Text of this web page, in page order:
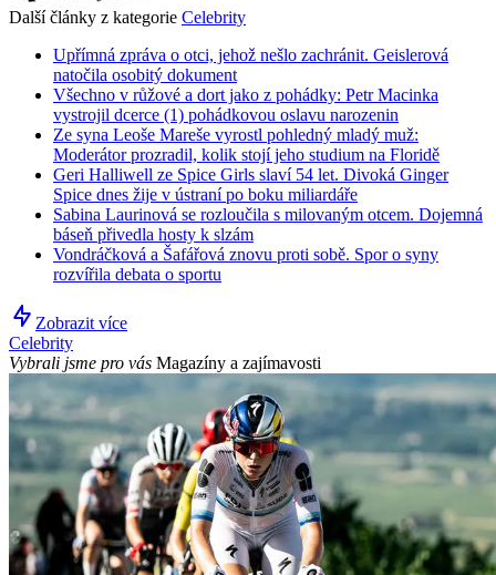
Další články z kategorie Celebrity
Upřímná zpráva o otci, jehož nešlo zachránit. Geislerová
natočila osobitý dokument
Všechno v růžové a dort jako z pohádky: Petr Macinka
vystrojil dcerce (1) pohádkovou oslavu narozenin
Ze syna Leoše Mareše vyrostl pohledný mladý muž:
Moderátor prozradil, kolik stojí jeho studium na Floridě
Geri Halliwell ze Spice Girls slaví 54 let. Divoká Ginger
Spice dnes žije v ústraní po boku miliardáře
Sabina Laurinová se rozloučila s milovaným otcem. Dojemná
báseň přivedla hosty k slzám
Vondráčková a Šafářová znovu proti sobě. Spor o syny
rozvířila debata o sportu
Zobrazit více
Celebrity
Vybrali jsme pro vás Magazíny a zajímavosti